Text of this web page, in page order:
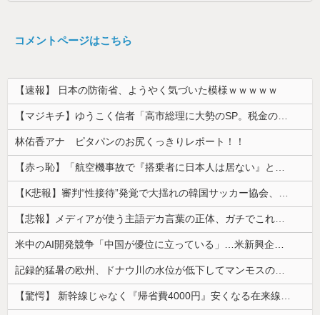
コメントページはこちら
【速報】 日本の防衛省、ようやく気づいた模様ｗｗｗｗｗ
【マジキチ】ゆうこく信者「高市総理に大勢のSP。税金の無駄遣いです」→『山上のようなテロリストのせい』とリプされ「山上君が犯人だとまだ思っておら...
林佑香アナ ピタパンのお尻くっきりレポート！！
【赤っ恥】「航空機事故で『搭乗者に日本人は居ない』という発表は嫌い。人間として同じ価値だと思う」→ツッコミ殺到も「自分が気に入らないと思った」と...
【K悲報】審判“性接待”発覚で大揺れの韓国サッカー協会、当然『あの大会』についても疑われてしまう…
【悲報】メディアが使う主語デカ言葉の正体、ガチでこれだったｗｗｗｗ
米中のAI開発競争「中国が優位に立っている」…米新興企業CEOが予測！
記録的猛暑の欧州、ドナウ川の水位が低下してマンモスの骨や沈没したドイツ軍の戦艦が出現
【驚愕】 新幹線じゃなく『帰省費4000円』安くなる在来線で帰省した結果ｗｗｗｗｗ